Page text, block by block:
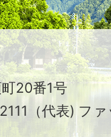
20番1号
（代表) フ